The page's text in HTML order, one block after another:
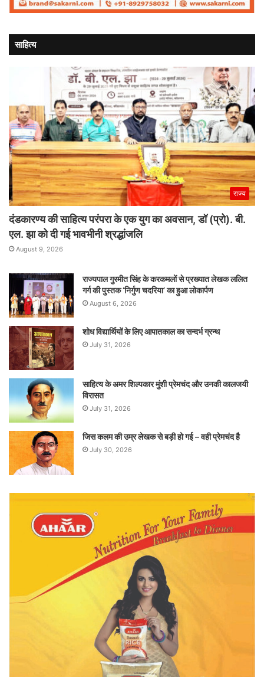
साहित्य
राज्य
दंडकारण्य की साहित्य परंपरा के एक युग का अवसान, डॉ (प्रो). बी.
एल. झा को दी गई भावभीनी श्रद्धांजलि
August 9, 2026
राज्यपाल गुरमीत सिंह के करकमलों से प्रख्यात लेखक ललित
गर्ग की पुस्तक ‘निर्गुण चदरिया’ का हुआ लोकार्पण
August 6, 2026
शोध विद्यार्थियों के लिए आपातकाल का सन्दर्भ ग्रन्थ
July 31, 2026
साहित्य के अमर शिल्पकार मुंशी प्रेमचंद और उनकी कालजयी
विरासत
July 31, 2026
जिस कलम की उम्र लेखक से बड़ी हो गई – वही प्रेमचंद है
July 30, 2026